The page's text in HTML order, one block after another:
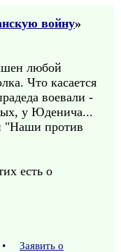
войну»
любой
Что касается
воевали -
у Юденича...
"Наши против
есть о
•
Заявить о